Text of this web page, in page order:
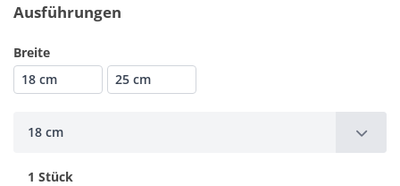
Ausführungen
Breite
18 cm
25 cm
18 cm
1 Stück